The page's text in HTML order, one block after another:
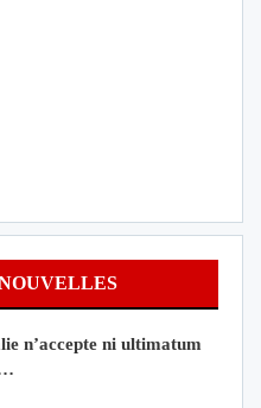
n’accepte ni ultimatum